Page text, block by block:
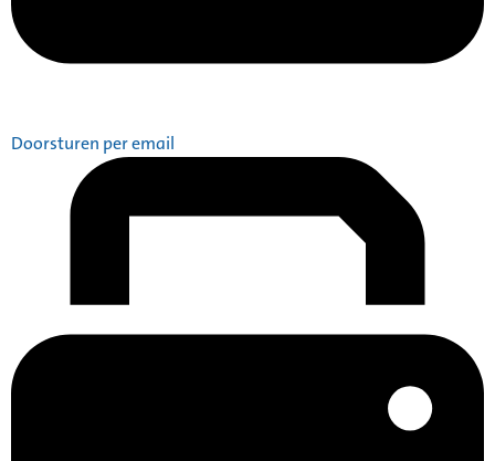
Doorsturen per email